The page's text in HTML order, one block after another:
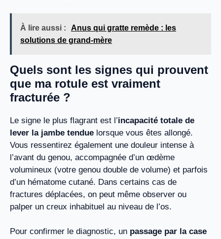
À lire aussi :
Anus qui gratte remède : les
solutions de grand-mère
Quels sont les signes qui prouvent
que ma rotule est vraiment
fracturée ?
Le signe le plus flagrant est l’incapacité totale de
lever la jambe tendue lorsque vous êtes allongé.
Vous ressentirez également une douleur intense à
l’avant du genou, accompagnée d’un œdème
volumineux (votre genou double de volume) et parfois
d’un hématome cutané. Dans certains cas de
fractures déplacées, on peut même observer ou
palper un creux inhabituel au niveau de l’os.
Pour confirmer le diagnostic, un passage par la case